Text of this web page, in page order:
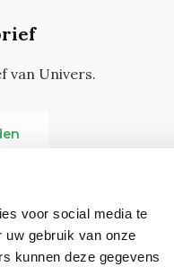
voor social media te
uw gebruik van onze
kunnen deze gegevens
van Univers.